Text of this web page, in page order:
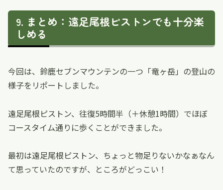
まとめ：遠足尾根ピストンでも十分楽
しめる
今回は、鈴鹿セブンマウンテンの一つ「竜ヶ岳」の登山の
様子をリポートしました。
遠足尾根ピストン、往復5時間半（＋休憩1時間）でほぼ
コースタイム通りに歩くことができました。
最初は遠足尾根ピストン、ちょっと物足りないかなぁなん
て思っていたのですが、ところがどっこい！